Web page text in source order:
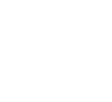
và trang web. Chúng
VIỆT NAM